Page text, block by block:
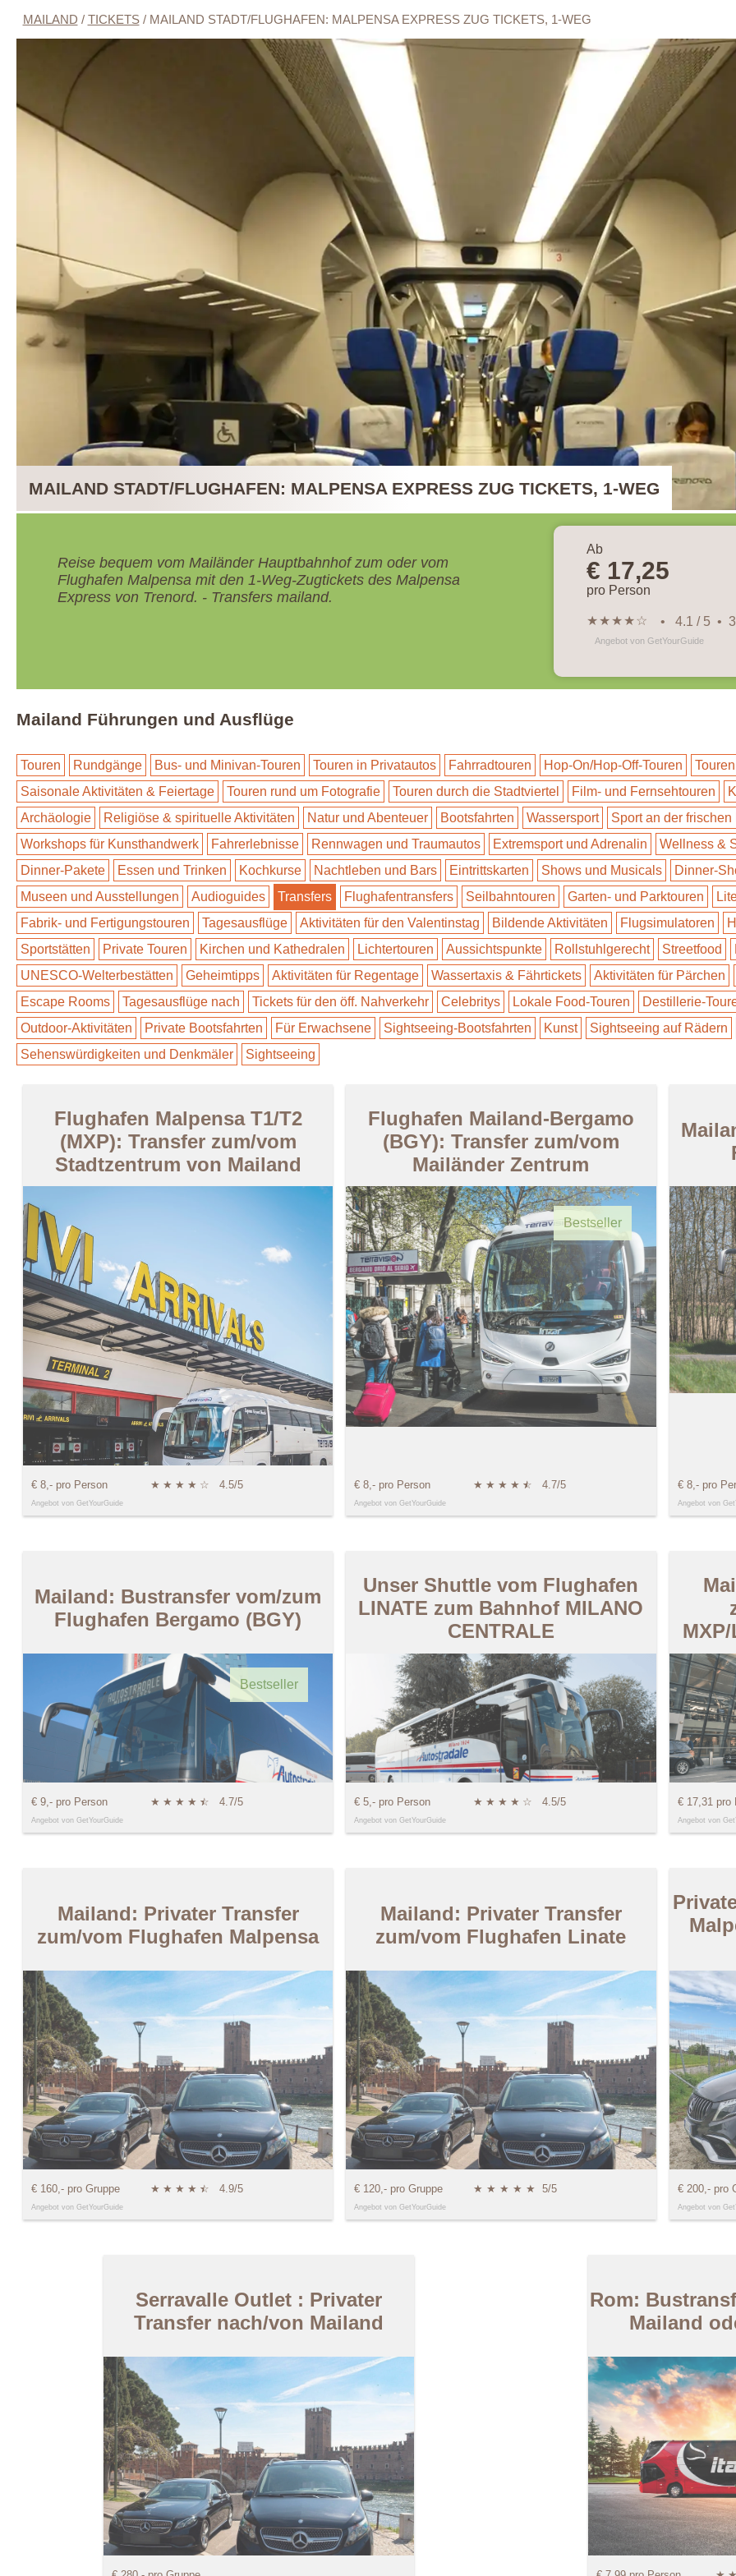
MAILAND / TICKETS/ MAILAND STADT/FLUGHAFEN: MALPENSA EXPRESS ZUG TICKETS, 1-WEG
MAILAND STADT/FLUGHAFEN: MALPENSA EXPRESS ZUG TICKETS, 1-WEG
Reise bequem vom Mailänder Hauptbahnhof zum oder vom
Flughafen Malpensa mit den 1-Weg-Zugtickets des Malpensa
Express von Trenord. - Transfers mailand.
Ab
€ 17,25
pro Person
★★★★☆ • 4.1 / 5 •
Angebot von GetYourGuide
Mailand Führungen und Ausflüge
Touren Rundgänge Bus- und Minivan-Touren Touren in Privatautos Fahrradtouren Hop-On/Hop-Off-Touren
Saisonale Aktivitäten & Feiertage
Touren rund um Fotografie Touren durch die Stadtviertel Film- und Fernsehtouren
Archäologie
Religiöse & spirituelle Aktivitäten Natur und Abenteuer Bootsfahrten Wassersport Sport an der frischen
Workshops für Kunsthandwerk
Fahrerlebnisse Rennwagen und Traumautos Extremsport und Adrenalin Wellness &
Dinner-Pakete
Essen und Trinken Kochkurse Nachtleben und Bars Eintrittskarten Shows und Musicals Dinner-
Museen und Ausstellungen
Audioguides Transfers Flughafentransfers Seilbahntouren Garten- und Parktouren
Fabrik- und Fertigungstouren
Tagesausflüge Aktivitäten für den Valentinstag Bildende Aktivitäten Flugsimulatoren
Sportstätten
Private Touren Kirchen und Kathedralen Lichtertouren Aussichtspunkte Rollstuhlgerecht Streetfood
UNESCO-Welterbestätten
Geheimtipps Aktivitäten für Regentage Wassertaxis & Fährtickets Aktivitäten für Pärchen
Escape Rooms
Tagesausflüge nach Tickets für den öff. Nahverkehr Celebritys Lokale Food-Touren Destillerie-
Outdoor-Aktivitäten
Private Bootsfahrten Für Erwachsene Sightseeing-Bootsfahrten Kunst Sightseeing auf Rädern
Sehenswürdigkeiten und Denkmäler
Sightseeing
Flughafen Malpensa T1/T2
(MXP): Transfer zum/vom
Stadtzentrum von Mailand
€ 8,- pro Person ★ ★ ★ ★ ☆ 4.5/5
Angebot von GetYourGuide
Flughafen Mailand-Bergamo
(BGY): Transfer zum/vom
Mailänder Zentrum
Bestseller
€ 8,- pro Person ★ ★ ★ ★ ★
☆ 4.7/5
Angebot von GetYourGuide
€ 8,- pro
Angebot von
Mailand: Bustransfer vom/zum
Flughafen Bergamo (BGY)
Bestseller
€ 9,- pro Person ★ ★ ★ ★ ★
☆ 4.7/5
Angebot von GetYourGuide
Unser Shuttle vom Flughafen
LINATE zum Bahnhof MILANO
CENTRALE
€ 5,- pro Person ★ ★ ★ ★ ☆ 4.5/5
Angebot von GetYourGuide
€ 17,31 pro
Angebot von
Mailand: Privater Transfer
zum/vom Flughafen Malpensa
€ 160,- pro Gruppe ★ ★ ★ ★ ★
☆ 4.9/5
Angebot von GetYourGuide
Mailand: Privater Transfer
zum/vom Flughafen Linate
€ 120,- pro Gruppe ★ ★ ★ ★ ★ 5/5
Angebot von GetYourGuide
€ 200,- pro
Angebot von
Serravalle Outlet : Privater
Transfer nach/von Mailand
Rom:
Mailand